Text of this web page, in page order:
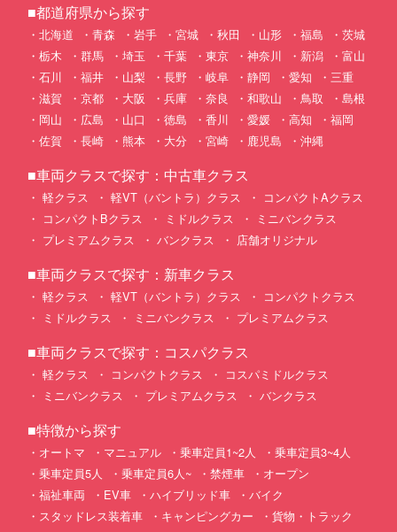
■都道府県から探す
北海道 青森 岩手 宮城 秋田 山形 福島
茨城
栃木
群馬 埼玉 千葉 東京 神奈川 新潟
富山
石川
福井 山梨 長野 岐阜 静岡 愛知
三重
滋賀
京都 大阪 兵庫 奈良 和歌山 鳥取
島根
岡山
広島 山口 徳島 香川 愛媛 高知
福岡
佐賀
長崎 熊本 大分 宮崎 鹿児島 沖縄
■車両クラスで探す：中古車クラス
軽クラス 軽VT（バントラ）クラス
コンパクトAクラス
コンパクトBクラス
ミドルクラス
ミニバンクラス
プレミアムクラス
バンクラス 店舗オリジナル
■車両クラスで探す：新車クラス
軽クラス 軽VT（バントラ）クラス
コンパクトクラス
ミドルクラス
ミニバンクラス プレミアムクラス
■車両クラスで探す：コスパクラス
軽クラス コンパクトクラス
コスパミドルクラス
ミニバンクラス
プレミアムクラス バンクラス
■特徴から探す
オートマ マニュアル 乗車定員1~2人
乗車定員3~4人
乗車定員5人
乗車定員6人~ 禁煙車
オープン
福祉車両
EV車 ハイブリッド車
バイク
スタッドレス装着車
キャンピングカー
貨物・トラック